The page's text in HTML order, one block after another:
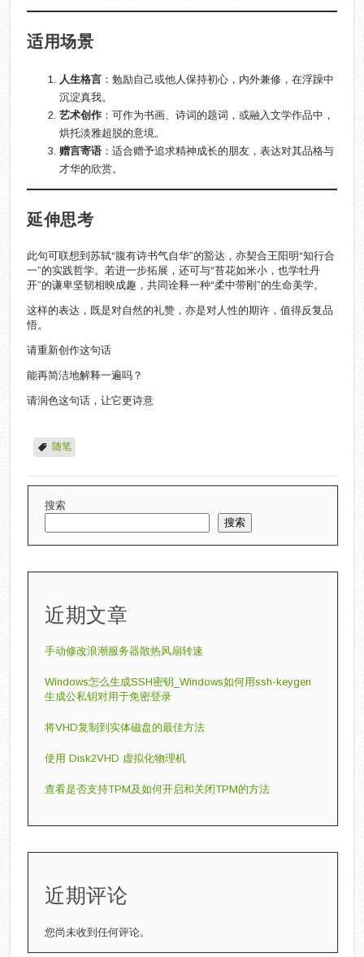
适用场景
人生格言 ‌：勉励自己或他人保持初心，内外兼修，在浮躁中
沉淀真我。
艺术创作 ‌：可作为书画、诗词的题词，或融入文学作品中，
烘托淡雅超脱的意境。
赠言寄语 ‌：适合赠予追求精神成长的朋友，表达对其品格与
才华的欣赏。
延伸思考
此句可联想到苏轼“腹有诗书气自华”的豁达，亦契合王阳明“知行合
一”的实践哲学。若进一步拓展，还可与“苔花如米小，也学牡丹
开”的谦卑坚韧相映成趣，共同诠释一种“柔中带刚”的生命美学。
这样的表达，既是对自然的礼赞，亦是对人性的期许，值得反复品
悟。
请重新创作这句话
能再简洁地解释一遍吗？
请润色这句话，让它更诗意
随笔
搜索
搜索
近期文章
手动修改‌浪潮服务器散热风扇转速
Windows怎么生成SSH密钥_Windows如何用ssh-keygen
生成公私钥对用于免密登录
将VHD复制到实体磁盘的最佳方法
使用 Disk2VHD 虚拟化物理机
查看是否支持TPM及如何开启和关闭TPM的方法
近期评论
您尚未收到任何评论。